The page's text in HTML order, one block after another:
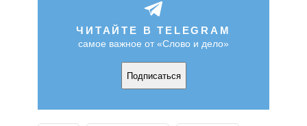
ЧИТАЙТЕ В TELEGRAM
самое важное от «Слово и дело»
Подписаться